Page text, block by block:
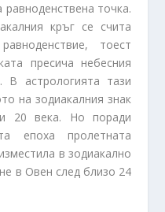
точка.
кръг се счита
тоест
пресича небесния
В астрологията тази
на зодиакалния знак
20 века. Но поради
епоха пролетната
в зодиакално
в Овен след близо 24